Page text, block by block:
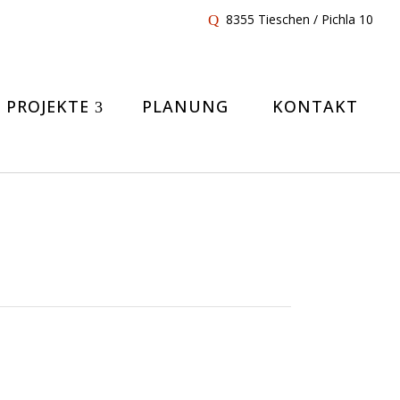
8355 Tieschen / Pichla 10
PROJEKTE PLANUNG KONTAKT